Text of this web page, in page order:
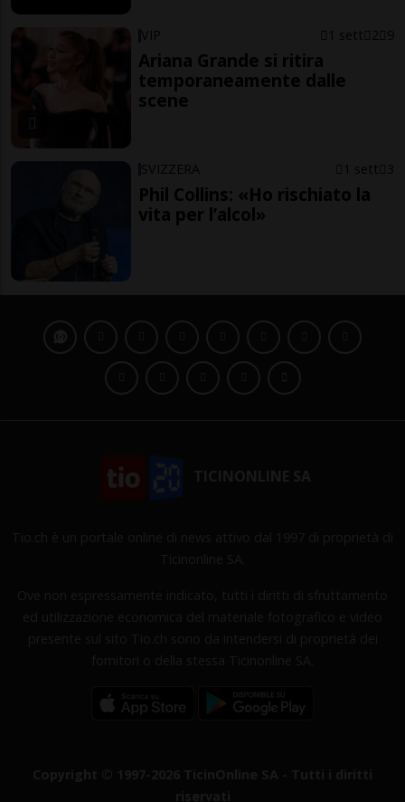
VIP 1 sett 2 9
Ariana Grande si ritira
temporaneamente dalle
scene
SVIZZERA 1 sett 3
Phil Collins: «Ho rischiato la
vita per l’alcol»